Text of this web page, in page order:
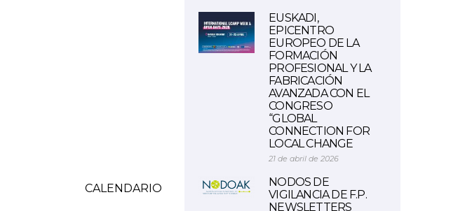
CALENDARIO
EUSKADI,
EPICENTRO
EUROPEO DE LA
FORMACIÓN
PROFESIONAL Y LA
FABRICACIÓN
AVANZADA CON EL
CONGRESO
“GLOBAL
CONNECTION FOR
LOCAL CHANGE
21 de abril de 2026
NODOS DE
VIGILANCIA DE F.P.
NEWSLETTERS